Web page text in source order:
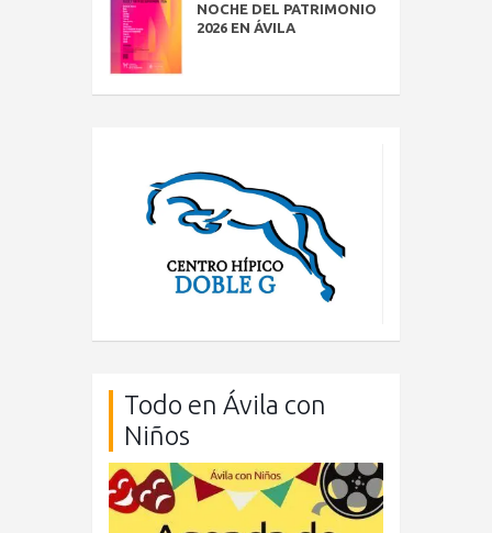
NOCHE DEL PATRIMONIO
2026 EN ÁVILA
Todo en Ávila con
Niños